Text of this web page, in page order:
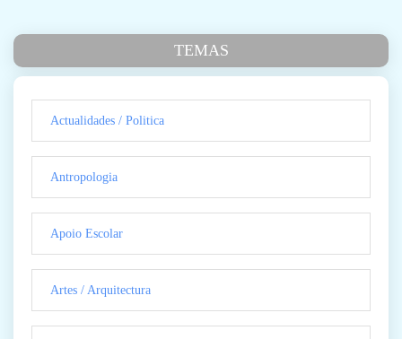
TEMAS
Actualidades / Politica
Antropologia
Apoio Escolar
Artes / Arquitectura